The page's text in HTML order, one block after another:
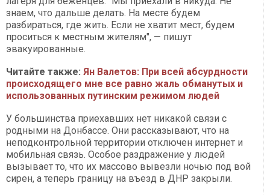
знаем, что дальше делать. На месте будем
разбираться, где жить. Если не хватит мест, будем
проситься к местным жителям", — пишут
эвакуированные.
Читайте также: Ян Валетов: При всей абсурдности
происходящего мне все равно жаль обманутых и
использованных путинским режимом людей
У большинства приехавших нет никакой связи с
родными на Донбассе. Они рассказывают, что на
неподконтрольной территории отключен интернет и
мобильная связь. Особое раздражение у людей
вызывает то, что их массово вывезли ночью под вой
сирен, а теперь границу на въезд в ДНР закрыли.